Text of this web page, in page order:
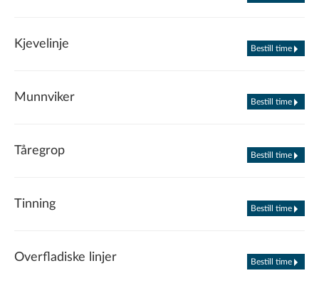
Kjevelinje Bestill time
Munnviker Bestill time
Tåregrop Bestill time
Tinning Bestill time
Overfladiske linjer Bestill time